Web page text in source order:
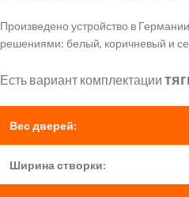
Произведено устройство в
решениями: белый, коричневый и
Есть вариант комплектации
Вес дверей:
Ширина створки: